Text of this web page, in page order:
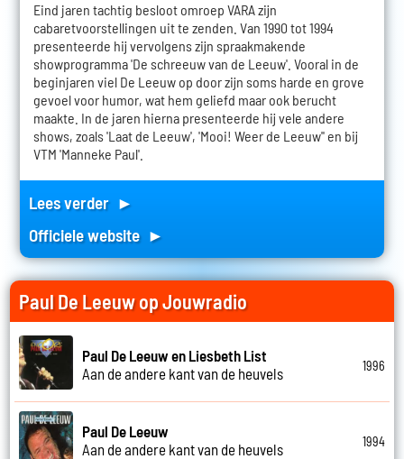
Eind jaren tachtig besloot omroep VARA zijn
cabaretvoorstellingen uit te zenden. Van 1990 tot 1994
presenteerde hij vervolgens zijn spraakmakende
showprogramma 'De schreeuw van de Leeuw'. Vooral in de
beginjaren viel De Leeuw op door zijn soms harde en grove
gevoel voor humor, wat hem geliefd maar ook berucht
maakte. In de jaren hierna presenteerde hij vele andere
shows, zoals 'Laat de Leeuw', 'Mooi! Weer de Leeuw'' en bij
VTM 'Manneke Paul'.
Lees verder ►
Officiele website ►
Paul De Leeuw op Jouwradio
Paul De Leeuw en Liesbeth List
Aan de andere kant van de heuvels
1996
Paul De Leeuw
Aan de andere kant van de heuvels
1994